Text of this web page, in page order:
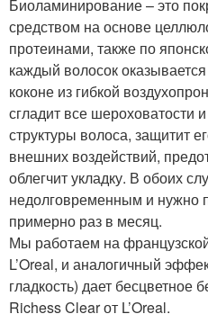
Биоламинирование – это
средством на основе
протеинами, также по
каждый волосок
коконе из гибкой
сгладит все шероховатости
структуры волоса, защитит
внешних воздействий,
облегчит укладку. В обоих
недолговременным и нужно
примерно раз в месяц.
Мы работаем на
L’Oreal, и аналогичный
гладкость) дает бесцветное
Richess Clear от L’Oreal.